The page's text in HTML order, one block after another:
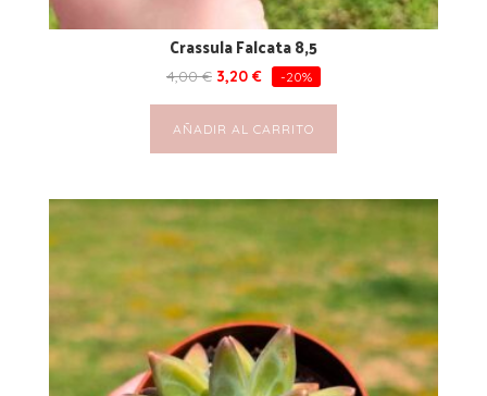
Crassula Falcata 8,5
4,00€ 3,20 € -20%
AÑADIR AL CARRITO